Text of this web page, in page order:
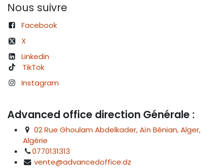
Nous suivre
Facebook
X
Linkedin
TikTok
Instagram
Advanced office direction Générale :
02 Rue Ghoulam Abdelkader, Aïn Bénian, Alger,
Algérie
0770131313
vente@advancedoffice.dz